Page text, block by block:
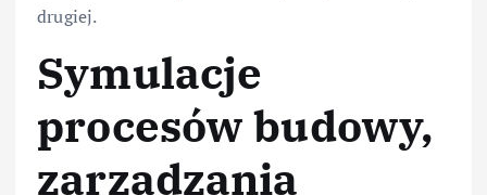
drugiej.
Symulacje
procesów budowy,
zarządzania